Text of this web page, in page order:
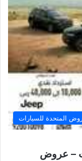
المتحدة للسيارات
– عروض